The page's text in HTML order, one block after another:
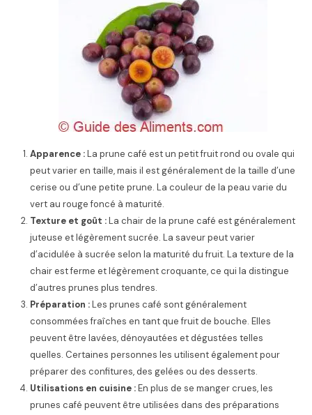
Apparence :La prune café est un petit fruit rond ou ovale qui
peut varier en taille, mais il est généralement de la taille d’une
cerise ou d’une petite prune. La couleur de la peau varie du
vert au rouge foncé à maturité.
Texture et goût :La chair de la prune café est généralement
juteuse et légèrement sucrée. La saveur peut varier
d’acidulée à sucrée selon la maturité du fruit. La texture de la
chair est ferme et légèrement croquante, ce qui la distingue
d’autres prunes plus tendres.
Préparation :Les prunes café sont généralement
consommées fraîches en tant que fruit de bouche. Elles
peuvent être lavées, dénoyautées et dégustées telles
quelles. Certaines personnes les utilisent également pour
préparer des confitures, des gelées ou des desserts.
Utilisations en cuisine :En plus de se manger crues, les
prunes café peuvent être utilisées dans des préparations